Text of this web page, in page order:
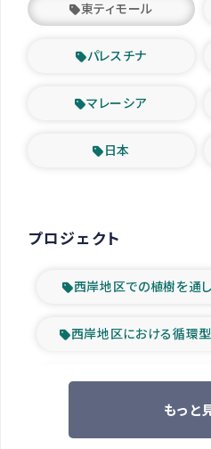
東ティモール
パレスチナ
マレーシア
日本
プロジェクト
西岸地区での植樹を通
西岸地区における循環
ツアー参
もっと